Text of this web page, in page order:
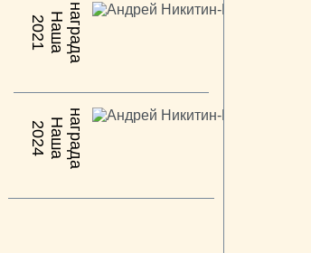
2021 Н
а
ш
ан
а
г
р
а
да
2024 Н
а
ш
ан
а
г
р
а
да